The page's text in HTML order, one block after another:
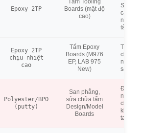
Epoxy 2TP
Tấm Tooling
Boards (mật độ
cao)
Shore
cao nhất
nhóm
tấm
Epoxy 2TP
chịu nhiệt
cao
Tấm Epoxy
Boards (M976
EP, LAB 975
New)
Tg
chịu
nhất
sản
Polyester/BPO
(putty)
San phẳng,
sửa chữa tấm
Design/Model
Boards
Đóng
nhanh,
chà
không
tay